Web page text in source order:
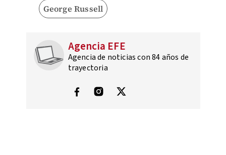
George Russell
Agencia EFE
Agencia de noticias con 84 años de
trayectoria